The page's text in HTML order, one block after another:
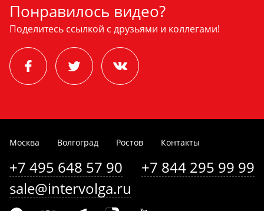
Понравилось видео?
Поделитесь ссылкой с друзьями и коллегами!
Москва Волгоград Ростов Контакты
+7 495 648 57 90
+7 844 295 99 99
sale@intervolga.ru